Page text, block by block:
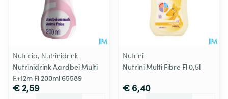
Nutricia, Nutrinidrink
Nutrinidrink Aardbei Multi
F.+12m Fl 200ml 65589
€ 2,59
Nutrini
Nutrini Multi Fibre Fl 0,5l
€ 6,40